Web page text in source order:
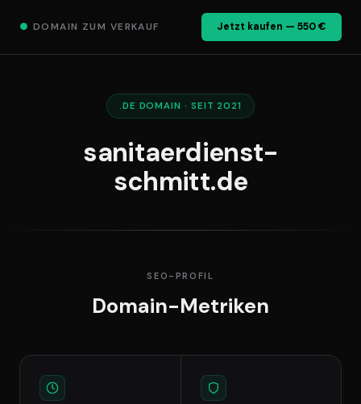
● DOMAIN ZUM VERKAUF Jetzt kaufen — 550 €
.DE DOMAIN · SEIT 2021
sanitaerdienst-
schmitt.de
SEO-PROFIL
Domain-Metriken